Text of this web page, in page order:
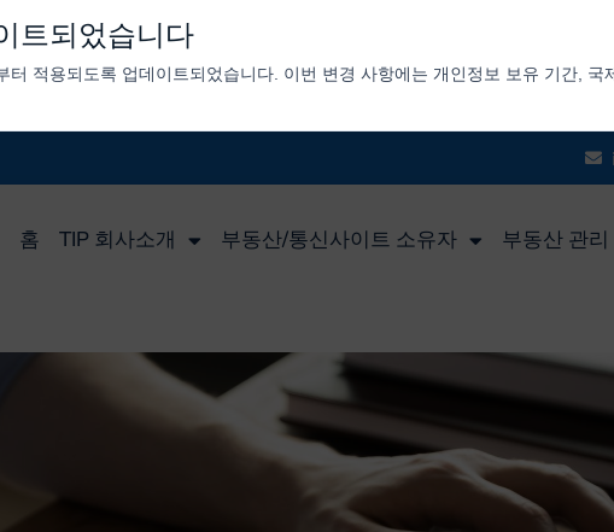
홈 TIP 회사소개 부동산/통신사이트 소유자 부동산 관리
트되었습니다
적용되도록 업데이트되었습니다. 이번 변경 사항에는 개인정보 보유 기간, 국